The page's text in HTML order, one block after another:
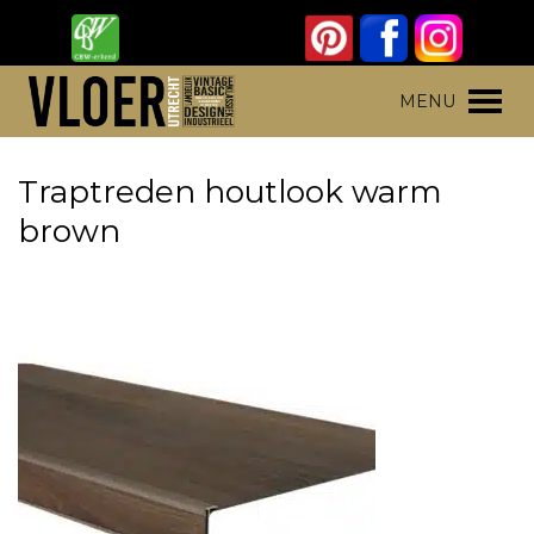
content
MENU
Traptreden houtlook warm
brown